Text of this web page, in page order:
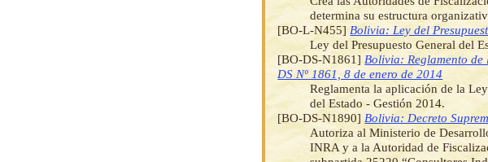
determina su estructura
[BO-L-N455] Bolivia: Ley del
Ley del Presupuesto General del
[BO-DS-N1861] Bolivia: Reglamento de
DS Nº 1861, 8 de enero de 2014
Reglamenta la aplicación de la
del Estado - Gestión 2014.
[BO-DS-N1890] Bolivia: Decreto
Autoriza al Ministerio de
INRA y a la Autoridad de